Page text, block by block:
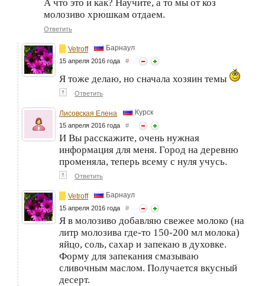
А что это и как? Научите, а то мы от коз
молозиво хрюшкам отдаем.
Ответить
Vetroff Барнаул
15 апреля 2016 года #
Я тоже делаю, но сначала хозяин темы
↑ Ответить
Лисовская Елена Курск
15 апреля 2016 года #
И Вы расскажите, очень нужная
информация для меня. Город на деревню
променяла, теперь всему с нуля учусь.
↑ Ответить
Vetroff Барнаул
15 апреля 2016 года #
Я в молозиво добавляю свежее молоко (на
литр молозива где-то 150-200 мл молока)
яйцо, соль, сахар и запекаю в духовке.
Форму для запекания смазываю
сливочным маслом. Получается вкусный
десерт.